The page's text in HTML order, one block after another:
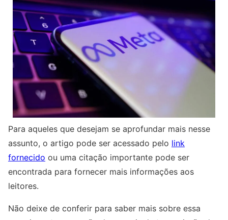
Para aqueles que desejam se aprofundar mais nesse
assunto, o artigo pode ser acessado pelo link
fornecido ou uma citação importante pode ser
encontrada para fornecer mais informações aos
leitores.
Não deixe de conferir para saber mais sobre essa